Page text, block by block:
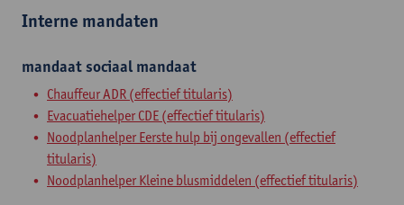
Interne mandaten
mandaatsociaal mandaat
Chauffeur ADR (effectief titularis)
Evacuatiehelper CDE (effectief titularis)
Noodplanhelper Eerste hulp bij ongevallen (effectief
titularis)
Noodplanhelper Kleine blusmiddelen (effectief titularis)